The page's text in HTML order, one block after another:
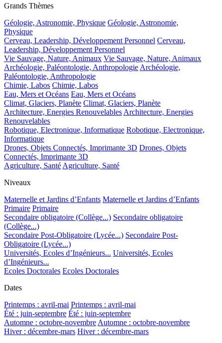
Grands Thèmes
Géologie, Astronomie, Physique Géologie, Astronomie,
Physique
Cerveau, Leadership, Développement Personnel Cerveau,
Leadership, Développement Personnel
Vie Sauvage, Nature, Animaux Vie Sauvage, Nature, Animaux
Archéologie, Paléontologie, Anthropologie Archéologie,
Paléontologie, Anthropologie
Chimie, Labos Chimie, Labos
Eau, Mers et Océans Eau, Mers et Océans
Climat, Glaciers, Planète Climat, Glaciers, Planète
Architecture, Energies Renouvelables Architecture, Energies
Renouvelables
Robotique, Electronique, Informatique Robotique, Electronique,
Informatique
Drones, Objets Connectés, Imprimante 3D Drones, Objets
Connectés, Imprimante 3D
Agriculture, Santé Agriculture, Santé
Niveaux
Maternelle et Jardins d’Enfants Maternelle et Jardins d’Enfants
Primaire Primaire
Secondaire obligatoire (Collège...) Secondaire obligatoire
(Collège...)
Secondaire Post-Obligatoire (Lycée...) Secondaire Post-
Obligatoire (Lycée...)
Universités, Ecoles d’Ingénieurs... Universités, Ecoles
d’Ingénieurs...
Ecoles Doctorales Ecoles Doctorales
Dates
Printemps : avril-mai Printemps : avril-mai
Été : juin-septembre Été : juin-septembre
Automne : octobre-novembre Automne : octobre-novembre
Hiver : décembre-mars Hiver : décembre-mars